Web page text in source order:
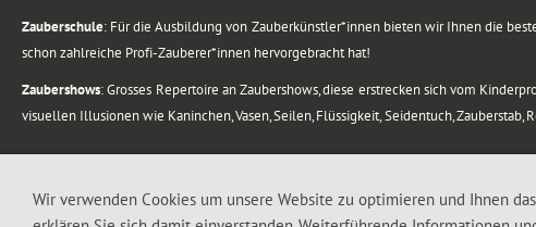
Zauberschule: Für die Ausbildung von Zauberkünstler*innen bieten wir Ihnen die
schon zahlreiche Profi-Zauberer*innen hervorgebracht hat!
Zaubershows: Grosses Repertoire an Zaubershows, diese erstrecken sich vom
visuellen Illusionen wie Kaninchen, Vasen, Seilen, Flüssigkeit, Seidentuch, Zauberstab,
.
Alle Rechte vorbehalten. © 1988-2026 Magic Zylinder
Wir verwenden Cookies um unsere Website zu optimieren und Ihnen das